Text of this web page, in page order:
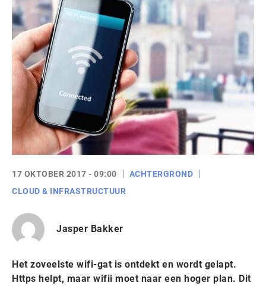
17 OKTOBER 2017 - 09:00
ACHTERGROND
CLOUD & INFRASTRUCTUUR
Jasper Bakker
Het zoveelste wifi-gat is ontdekt en wordt gelapt.
Https helpt, maar wifii moet naar een hoger plan. Dit